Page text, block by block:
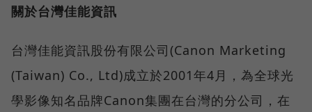
關於台灣佳能資訊
台灣佳能資訊股份有限公司(Canon Marketing
(Taiwan) Co., Ltd)成立於2001年4月，為全球光
學影像知名品牌Canon集團在台灣的分公司，在